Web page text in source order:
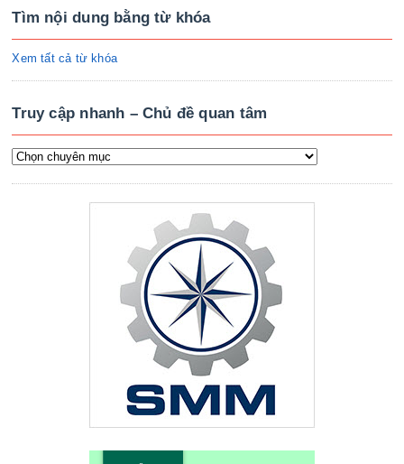
Tìm nội dung bằng từ khóa
Xem tất cả từ khóa
Truy cập nhanh – Chủ đề quan tâm